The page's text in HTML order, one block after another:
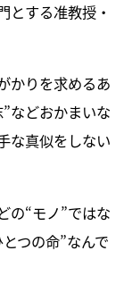
とする准教授・
かりを求めるあ
などおかまいな
な真似をしない
の“モノ”ではな
つの命”なんで